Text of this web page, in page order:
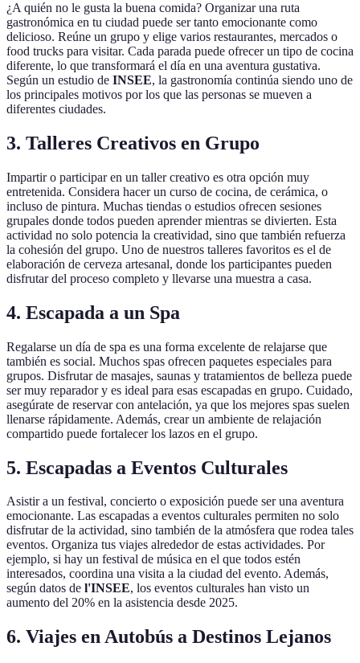
¿A quién no le gusta la buena comida? Organizar una ruta
gastronómica en tu ciudad puede ser tanto emocionante como
delicioso. Reúne un grupo y elige varios restaurantes, mercados o
food trucks para visitar. Cada parada puede ofrecer un tipo de cocina
diferente, lo que transformará el día en una aventura gustativa.
Según un estudio de INSEE, la gastronomía continúa siendo uno de
los principales motivos por los que las personas se mueven a
diferentes ciudades.
3. Talleres Creativos en Grupo
Impartir o participar en un taller creativo es otra opción muy
entretenida. Considera hacer un curso de cocina, de cerámica, o
incluso de pintura. Muchas tiendas o estudios ofrecen sesiones
grupales donde todos pueden aprender mientras se divierten. Esta
actividad no solo potencia la creatividad, sino que también refuerza
la cohesión del grupo. Uno de nuestros talleres favoritos es el de
elaboración de cerveza artesanal, donde los participantes pueden
disfrutar del proceso completo y llevarse una muestra a casa.
4. Escapada a un Spa
Regalarse un día de spa es una forma excelente de relajarse que
también es social. Muchos spas ofrecen paquetes especiales para
grupos. Disfrutar de masajes, saunas y tratamientos de belleza puede
ser muy reparador y es ideal para esas escapadas en grupo. Cuidado,
asegúrate de reservar con antelación, ya que los mejores spas suelen
llenarse rápidamente. Además, crear un ambiente de relajación
compartido puede fortalecer los lazos en el grupo.
5. Escapadas a Eventos Culturales
Asistir a un festival, concierto o exposición puede ser una aventura
emocionante. Las escapadas a eventos culturales permiten no solo
disfrutar de la actividad, sino también de la atmósfera que rodea tales
eventos. Organiza tus viajes alrededor de estas actividades. Por
ejemplo, si hay un festival de música en el que todos estén
interesados, coordina una visita a la ciudad del evento. Además,
según datos de l'INSEE, los eventos culturales han visto un
aumento del 20% en la asistencia desde 2025.
6. Viajes en Autobús a Destinos Lejanos